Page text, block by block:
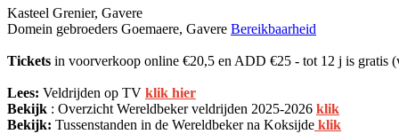
Kasteel Grenier, Gavere
Domein gebroeders Goemaere, Gavere Bereikbaarheid
Tickets in voorverkoop online €20,5 en ADD €25 - tot 12 j is gratis
Lees: Veldrijden op TV klik hier
Bekijk : Overzicht Wereldbeker veldrijden 2025-2026 klik
Bekijk: Tussenstanden in de Wereldbeker na Koksijde klik